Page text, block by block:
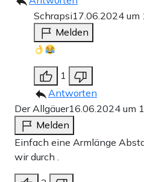
Schrapsi17.06.2024 um
Melden
1
Antworten
Der Allgäuer16.06.2024 um
Melden
Einfach eine Armlänge
wir durch .